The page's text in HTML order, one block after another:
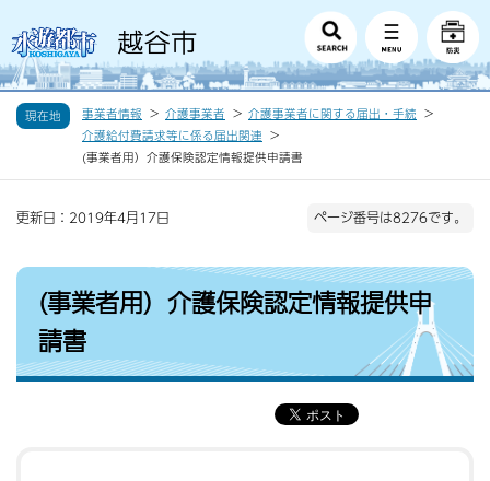
現在地 事業者情報 介護事業者
介護事業者に関する届出・手続
介護給付費請求等に係る届出関連
(事業者用）介護保険認定情報提供申請書
更新日：2019年4月17日 ページ番号は8276です。
(事業者用）介護保険認定情報提供申
請書